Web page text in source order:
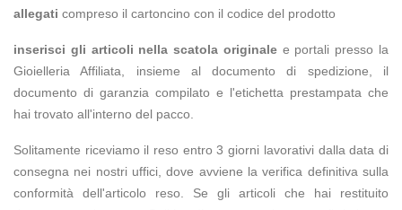
allegati compreso il cartoncino con il codice del prodotto
inserisci gli articoli nella scatola originalee portali presso la
Gioielleria Affiliata, insieme al documento di spedizione, il
documento di garanzia compilato e l'etichetta prestampata che
hai trovato all'interno del pacco.
Solitamente riceviamo il reso entro 3 giorni lavorativi dalla data di
consegna nei nostri uffici, dove avviene la verifica definitiva sulla
conformità dell'articolo reso. Se gli articoli che hai restituito